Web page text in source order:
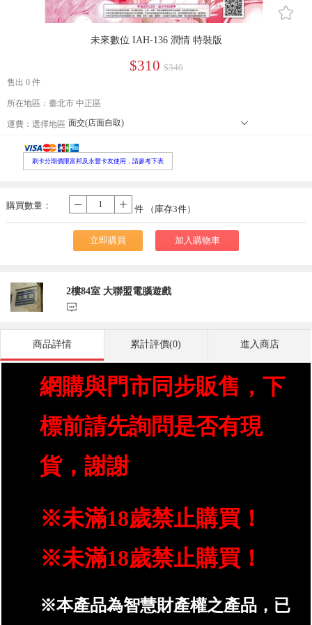
󰄔
未來數位 IAH-136 潤情 特裝版
$310 $340
售出 0 件
所在地區：臺北市 中正區
運費： 選擇地區 面交(店面自取) 󰄘
郵寄小包裹
外島郵寄宅配
便利店取貨 寄送尺寸長寬高105cm以內，最長邊45cm以內、重量5
刷卡分期價限富邦及永豐卡友使用，請參考下表
購買數量：
- 件 （庫存3件）
立即購買 加入購物車
2樓84室 大聯盟電腦遊戲
󰃨
商品詳情 累計評價(0) 進入商店
網購與門市同步販售，下
標前請先詢問是否有現
貨，謝謝
※未滿18歲禁止購買！
※未滿18歲禁止購買！
※本產品為智慧財產權之產品，已